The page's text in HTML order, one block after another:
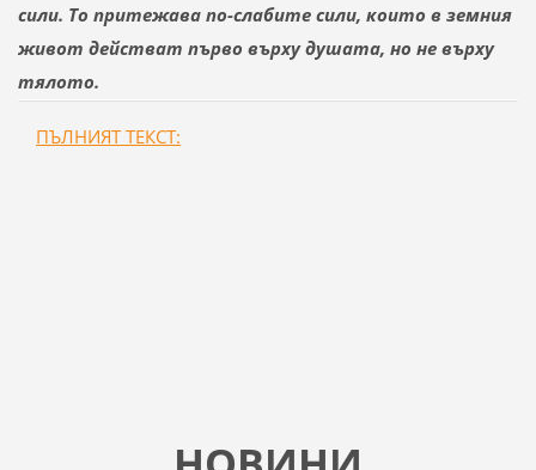
сили. То притежава по-слабите сили, които в земния
живот действат първо върху душата, но не върху
тялото.
ПЪЛНИЯТ ТЕКСТ: